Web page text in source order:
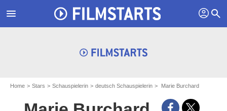
menu profil search
Home Stars Schauspielerin deutsch Schauspielerin Marie Burchard